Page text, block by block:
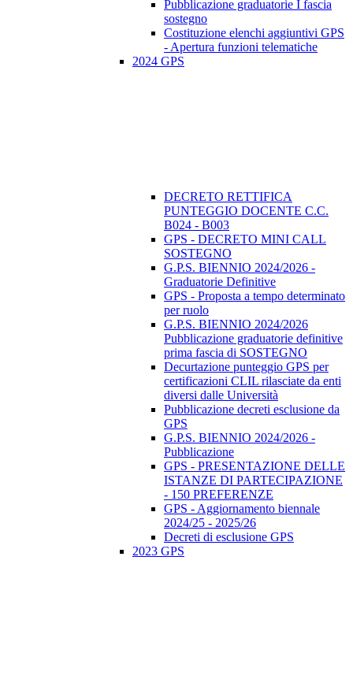
Pubblicazione graduatorie I fascia
sostegno
Costituzione elenchi aggiuntivi GPS
- Apertura funzioni telematiche
2024 GPS
DECRETO RETTIFICA
PUNTEGGIO DOCENTE C.C.
B024 - B003
GPS - DECRETO MINI CALL
SOSTEGNO
G.P.S. BIENNIO 2024/2026 -
Graduatorie Definitive
GPS - Proposta a tempo determinato
per ruolo
G.P.S. BIENNIO 2024/2026
Pubblicazione graduatorie definitive
prima fascia di SOSTEGNO
Decurtazione punteggio GPS per
certificazioni CLIL rilasciate da enti
diversi dalle Università
Pubblicazione decreti esclusione da
GPS
G.P.S. BIENNIO 2024/2026 -
Pubblicazione
GPS - PRESENTAZIONE DELLE
ISTANZE DI PARTECIPAZIONE
- 150 PREFERENZE
GPS - Aggiornamento biennale
2024/25 - 2025/26
Decreti di esclusione GPS
2023 GPS